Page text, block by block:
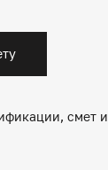
смет